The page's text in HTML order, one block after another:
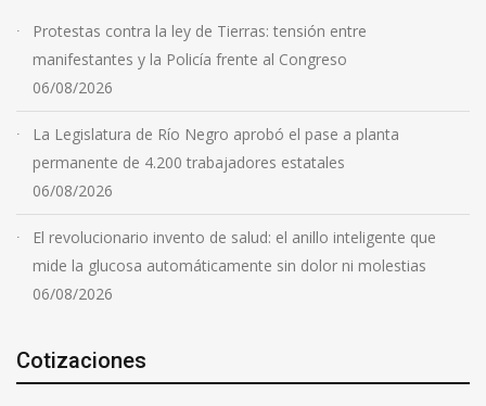
Protestas contra la ley de Tierras: tensión entre
manifestantes y la Policía frente al Congreso
06/08/2026
La Legislatura de Río Negro aprobó el pase a planta
permanente de 4.200 trabajadores estatales
06/08/2026
El revolucionario invento de salud: el anillo inteligente que
mide la glucosa automáticamente sin dolor ni molestias
06/08/2026
Cotizaciones